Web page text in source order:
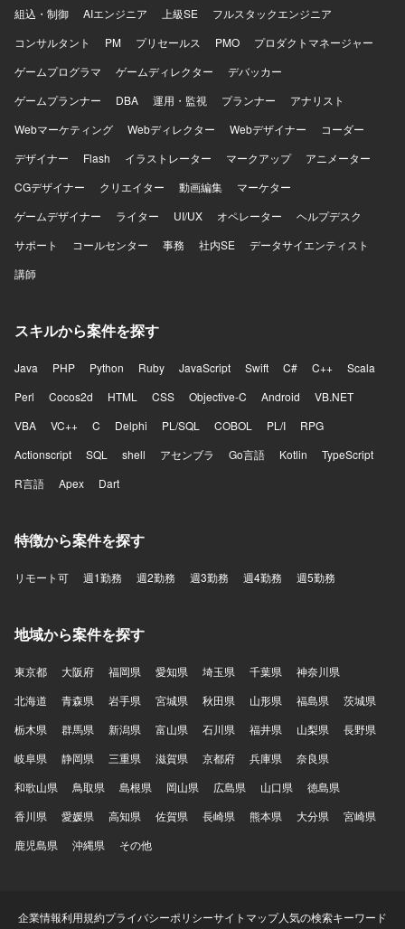
組込・制御
AIエンジニア 上級SE
フルスタックエンジニア
コンサルタント
PM プリセールス PMO
プロダクトマネージャー
ゲームプログラマ
ゲームディレクター
デバッカー
ゲームプランナー
DBA 運用・監視 プランナー
アナリスト
Webマーケティング
Webディレクター Webデザイナー
コーダー
デザイナー
Flash イラストレーター マークアップ
アニメーター
CGデザイナー
クリエイター 動画編集
マーケター
ゲームデザイナー
ライター UI/UX オペレーター
ヘルプデスク
サポート
コールセンター 事務 社内SE
データサイエンティスト
講師
スキルから案件を探す
Java PHP Python Ruby JavaScript Swift C# C++
Scala
Perl
Cocos2d HTML CSS Objective-C Android
VB.NET
VBA
VC++ C Delphi PL/SQL COBOL PL/I
RPG
Actionscript
SQL shell アセンブラ Go言語 Kotlin
TypeScript
R言語
Apex Dart
特徴から案件を探す
リモート可 週1勤務 週2勤務 週3勤務 週4勤務 週5勤務
地域から案件を探す
東京都 大阪府 福岡県 愛知県 埼玉県 千葉県
神奈川県
北海道
青森県 岩手県 宮城県 秋田県 山形県 福島県
茨城県
栃木県
群馬県 新潟県 富山県 石川県 福井県 山梨県
長野県
岐阜県
静岡県 三重県 滋賀県 京都府 兵庫県
奈良県
和歌山県
鳥取県 島根県 岡山県 広島県 山口県
徳島県
香川県
愛媛県 高知県 佐賀県 長崎県 熊本県 大分県
宮崎県
鹿児島県
沖縄県 その他
企業情報利用規約プライバシーポリシーサイトマップ人気の検索キーワード